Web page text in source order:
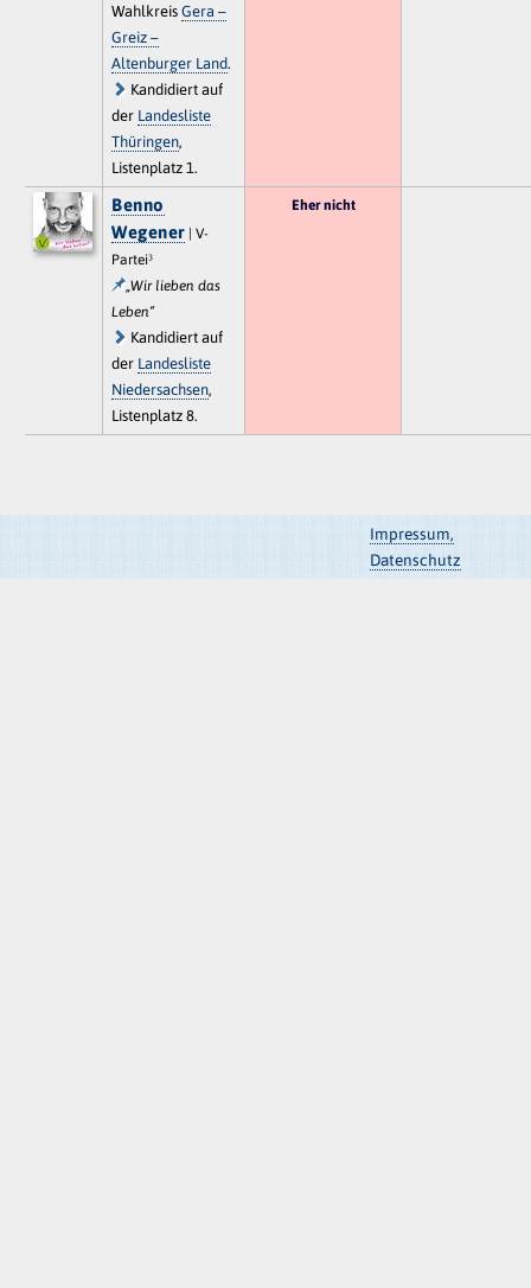
WahlkreisGera –
Greiz –
Altenburger Land.
Kandidiert auf
der Landesliste
Thüringen,
Listenplatz 1.
Benno
Wegener| V-
Partei³
„Wir lieben das
Leben“
Kandidiert auf
der Landesliste
Niedersachsen,
Listenplatz 8.
Eher nicht
Impressum,
Datenschutz